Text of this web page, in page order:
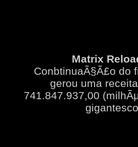
Matrix
ConbtinuaÃ§Ã£o do
gerou uma
741.847.937,00